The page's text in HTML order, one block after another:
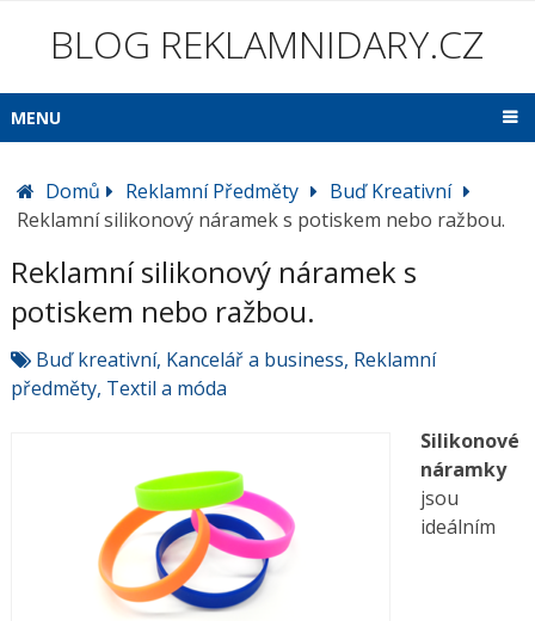
BLOG REKLAMNIDARY.CZ
MENU
Domů Reklamní Předměty
Buď Kreativní
Reklamní silikonový náramek s potiskem nebo ražbou.
Reklamní silikonový náramek s
potiskem nebo ražbou.
Buď kreativní, Kancelář a business, Reklamní
předměty, Textil a móda
Silikonové
náramky
jsou
ideálním